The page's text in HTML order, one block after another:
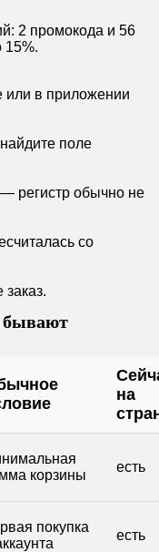
2 промокода и 56
15%.
или в приложении
поле
регистр обычно не
со
бывают
на
корзины
есть
покупка
есть